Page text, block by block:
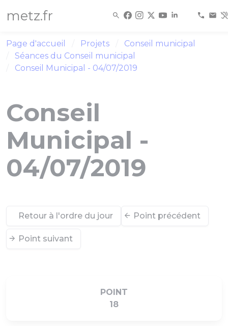
metz.fr
Page d'accueil Projets
Conseil municipal
Séances du Conseil municipal
Conseil Municipal - 04/07/2019
Conseil
Municipal -
04/07/2019
Retour à l'ordre du jour Point précédent
Point suivant
POINT
18